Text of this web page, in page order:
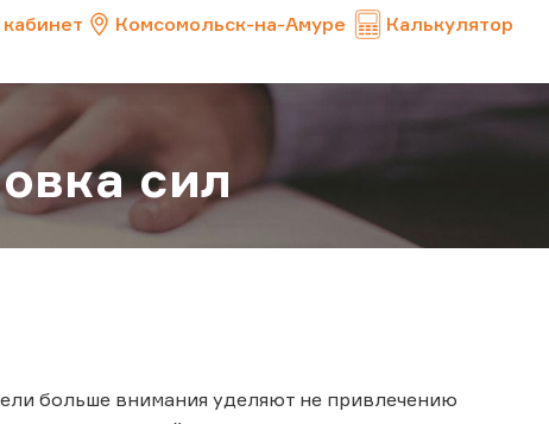
Комсомольск-на-Амуре Калькулятор
сил
больше внимания уделяют не привлечению